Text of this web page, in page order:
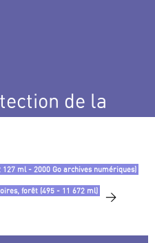
de la
ml - 2000 Go archives numériques)
forêt (495 - 11 672 ml) >